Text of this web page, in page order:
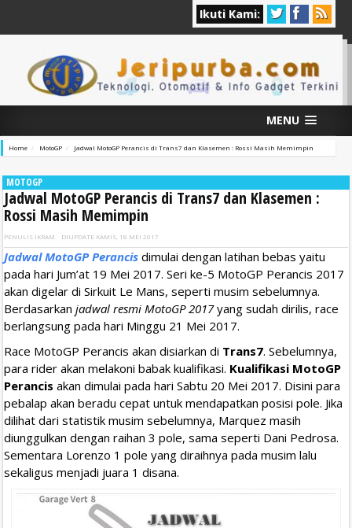
Ikuti Kami:
MENU
Home MotoGP Jadwal MotoGP Perancis di Trans7 dan Klasemen : Rossi Masih Memimpin
MOTOGP
Jadwal MotoGP Perancis di Trans7 dan Klasemen :
Rossi Masih Memimpin
PENULIS IKRAM DIUPDATE KAMIS, 18 MEI 2017
Jadwal MotoGP Perancis dimulai dengan latihan bebas yaitu
pada hari Jum’at 19 Mei 2017. Seri ke-5 MotoGP Perancis 2017
akan digelar di Sirkuit Le Mans, seperti musim sebelumnya.
Berdasarkan jadwal resmi MotoGP 2017yang sudah dirilis, race
berlangsung pada hari Minggu 21 Mei 2017.
Race MotoGP Perancis akan disiarkan di Trans7. Sebelumnya,
para rider akan melakoni babak kualifikasi. Kualifikasi MotoGP
Perancis akan dimulai pada hari Sabtu 20 Mei 2017. Disini para
pebalap akan beradu cepat untuk mendapatkan posisi pole. Jika
dilihat dari statistik musim sebelumnya, Marquez masih
diunggulkan dengan raihan 3 pole, sama seperti Dani Pedrosa.
Sementara Lorenzo 1 pole yang diraihnya pada musim lalu
sekaligus menjadi juara 1 disana.